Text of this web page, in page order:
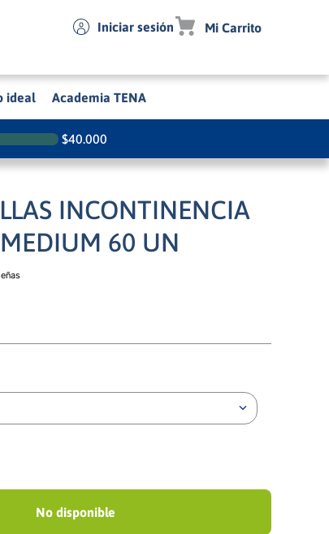
Iniciar sesión
ideal Academia TENA
$40.000
INCONTINENCIA
MEDIUM 60 UN
No disponible